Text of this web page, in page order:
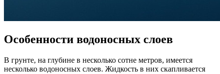
Особенности водоносных слоев
В грунте, на глубине в несколько сотне метров, имеется
несколько водоносных слоев. Жидкость в них скапливается